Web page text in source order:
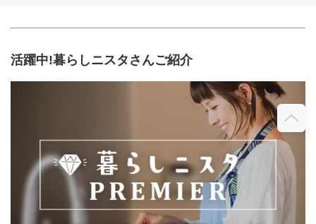
活躍中!暮らしニスタさんご紹介